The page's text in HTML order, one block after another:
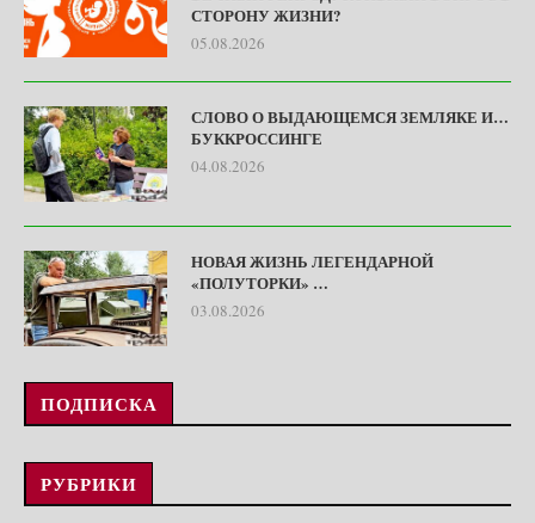
СТОРОНУ ЖИЗНИ?
05.08.2026
СЛОВО О ВЫДАЮЩЕМСЯ ЗЕМЛЯКЕ И…
БУККРОССИНГЕ
04.08.2026
НОВАЯ ЖИЗНЬ ЛЕГЕНДАРНОЙ
«ПОЛУТОРКИ» …
03.08.2026
ПОДПИСКА
РУБРИКИ